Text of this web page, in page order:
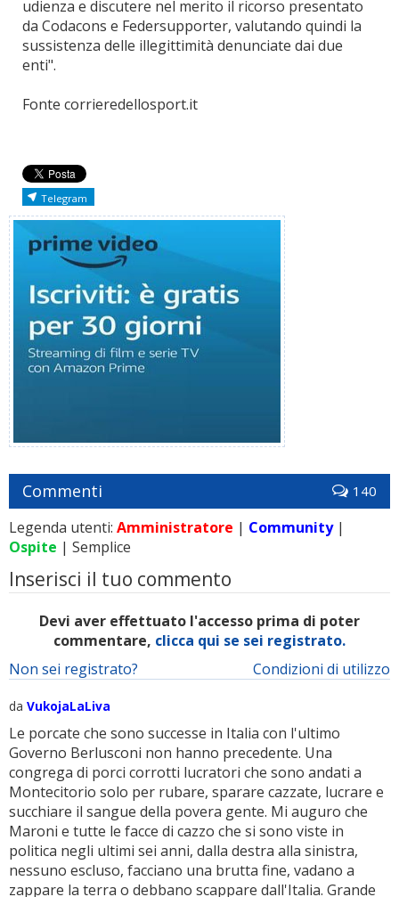
udienza e discutere nel merito il ricorso presentato
da Codacons e Federsupporter, valutando quindi la
sussistenza delle illegittimità denunciate dai due
enti".
Fonte corrieredellosport.it
Telegram
Commenti 140
Legenda utenti: Amministratore | Community|
Ospite | Semplice
Inserisci il tuo commento
Devi aver effettuato l'accesso prima di poter
commentare, clicca qui se sei registrato.
Condizioni di utilizzo
Non sei registrato?
da VukojaLaLiva
Le porcate che sono successe in Italia con l'ultimo
Governo Berlusconi non hanno precedente. Una
congrega di porci corrotti lucratori che sono andati a
Montecitorio solo per rubare, sparare cazzate, lucrare e
succhiare il sangue della povera gente. Mi auguro che
Maroni e tutte le facce di cazzo che si sono viste in
politica negli ultimi sei anni, dalla destra alla sinistra,
nessuno escluso, facciano una brutta fine, vadano a
zappare la terra o debbano scappare dall'Italia. Grande